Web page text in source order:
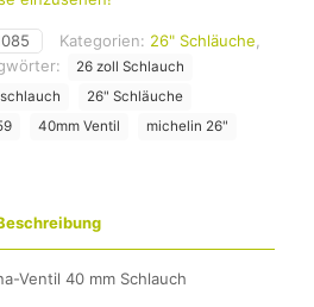
Kategorien: 26" Schläuche
26 zoll Schlauch
26" Schläuche
40mm Ventil
michelin 26"
Ventil 40 mm Schlauch